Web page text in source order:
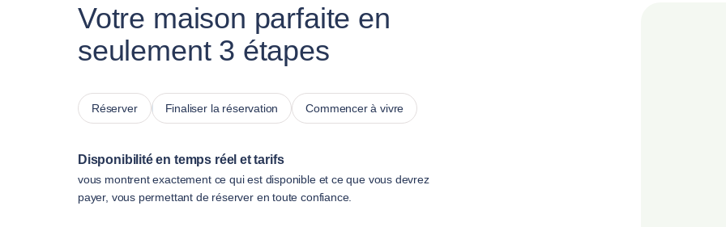
Votre maison parfaite en
seulement 3 étapes
Réserver Finaliser la réservation Commencer à vivre
Disponibilité en temps réel et tarifs
vous montrent exactement ce qui est disponible et ce que vous devrez
payer, vous permettant de réserver en toute confiance.